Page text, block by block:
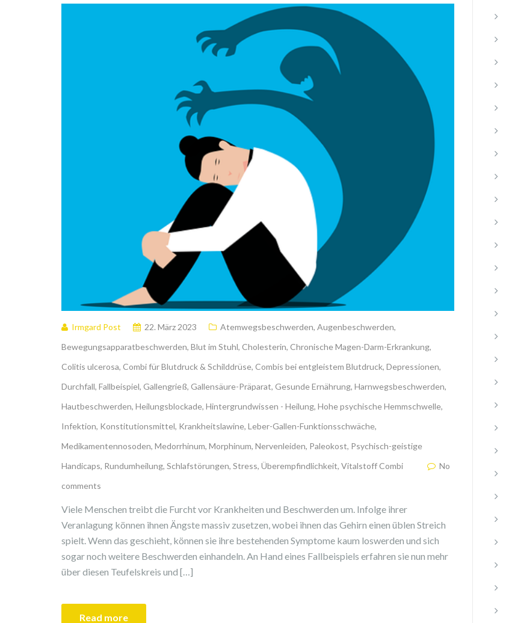
Irmgard Post 22. März 2023 Atemwegsbeschwerden, Augenbeschwerden,
Bewegungsapparatbeschwerden, Blut im Stuhl, Cholesterin, Chronische Magen-Darm-Erkrankung,
Colitis ulcerosa, Combi für Blutdruck & Schilddrüse, Combis bei entgleistem Blutdruck, Depressionen,
Durchfall, Fallbeispiel, Gallengrieß, Gallensäure-Präparat, Gesunde Ernährung, Harnwegsbeschwerden,
Hautbeschwerden, Heilungsblockade, Hintergrundwissen - Heilung, Hohe psychische Hemmschwelle,
Infektion, Konstitutionsmittel, Krankheitslawine, Leber-Gallen-Funktionsschwäche,
Medikamentennosoden, Medorrhinum, Morphinum, Nervenleiden, Paleokost, Psychisch-geistige
Handicaps, Rundumheilung, Schlafstörungen, Stress, Überempfindlichkeit, Vitalstoff Combi
No
comments
Viele Menschen treibt die Furcht vor Krankheiten und Beschwerden um. Infolge ihrer
Veranlagung können ihnen Ängste massiv zusetzen, wobei ihnen das Gehirn einen üblen Streich
spielt. Wenn das geschieht, können sie ihre bestehenden Symptome kaum loswerden und sich
sogar noch weitere Beschwerden einhandeln. An Hand eines Fallbeispiels erfahren sie nun mehr
über diesen Teufelskreis und […]
Read more